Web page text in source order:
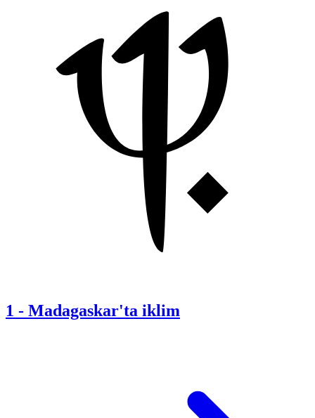
1 - Madagaskar'ta iklim